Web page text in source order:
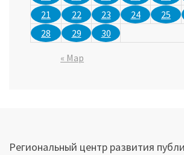
21
22 23 24 25
28
29 30
« Мар
Региональный центр развития